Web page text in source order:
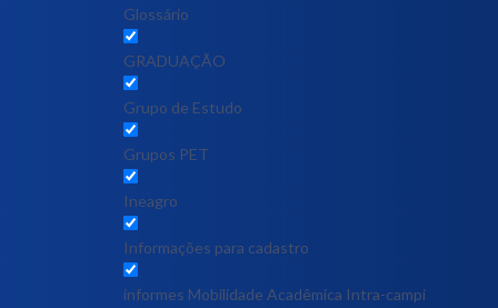
Glossário
GRADUAÇÃO
Grupo de Estudo
Grupos PET
Ineagro
Informações para cadastro
informes Mobilidade Acadêmica Intra-campi